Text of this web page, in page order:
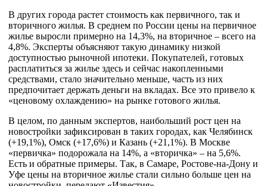
В других города растет стоимость как первичного, так и
вторичного жилья. В среднем по России цены на первичное
жилье выросли примерно на 14,3%, на вторичное – всего на
4,8%. Эксперты объясняют такую динамику низкой
доступностью рыночной ипотеки. Покупателей, готовых
расплатиться за жилье здесь и сейчас накопленными
средствами, стало значительно меньше, часть из них
предпочитает держать деньги на вкладах. Все это привело к
«ценовому охлаждению» на рынке готового жилья.
В целом, по данным экспертов, наибольший рост цен на
новостройки зафиксирован в таких городах, как Челябинск
(+19,1%), Омск (+17,6%) и Казань (+21,1%). В Москве
«первичка» подорожала на 14%, а «вторичка» – на 5,6%.
Есть и обратные примеры. Так, в Самаре, Ростове-на-Дону и
Уфе цены на вторичное жилье стали сильно больше цен на